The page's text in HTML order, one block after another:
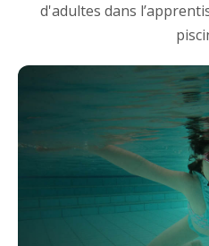
d'adultes dans